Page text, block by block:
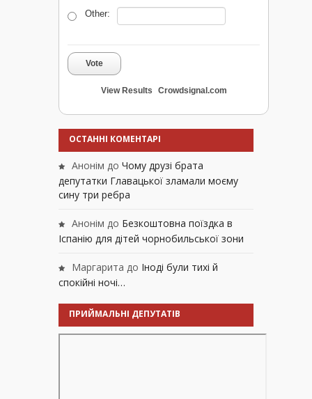
Other:
Vote
View Results Crowdsignal.com
ОСТАННІ КОМЕНТАРІ
Анонім до Чому друзі брата
депутатки Главацької зламали моєму
сину три ребра
Анонім до Безкоштовна поїздка в
Іспанію для дітей чорнобильської зони
Маргарита до Іноді були тихі й
спокійні ночі…
ПРИЙМАЛЬНІ ДЕПУТАТІВ